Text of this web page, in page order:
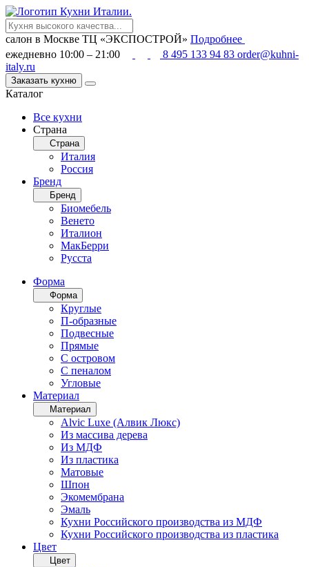
салон в Москве ТЦ «ЭКСПОСТРОЙ» Подробнее
ежедневно 10:00 – 21:00
8 495 133 94 83 order@kuhni-
italy.ru
Заказать кухню
Каталог
Все кухни
Страна
Страна
Италия
Россия
Бренд
Бренд
Биомебель
Венето
Италион
МакБерри
Русста
Форма
Форма
Круглые
П-образные
Подвесные
Прямые
С островом
С пеналом
Угловые
Материал
Материал
Alvic Luxe (Алвик Люкс)
Из массива дерева
Из МДФ
Из пластика
Матовые
Шпон
Экомембрана
Эмаль
Кухни Российского производства из МДФ
Кухни Российского производства из пластика
Цвет
Цвет